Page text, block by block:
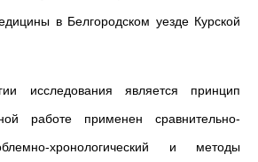
в Белгородском уезде Курской
исследования является принцип
работе применен сравнительно-
хронологический и методы